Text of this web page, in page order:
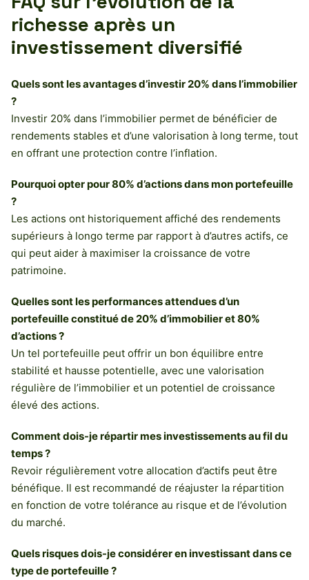
richesse après un
investissement diversifié
Quels sont les avantages d’investir 20% dans l’immobilier
?
Investir 20% dans l’immobilier permet de bénéficier de
rendements stables et d’une valorisation à long terme, tout
en offrant une protection contre l’inflation.
Pourquoi opter pour 80% d’actions dans mon portefeuille
?
Les actions ont historiquement affiché des rendements
supérieurs à longo terme par rapport à d’autres actifs, ce
qui peut aider à maximiser la croissance de votre
patrimoine.
Quelles sont les performances attendues d’un
portefeuille constitué de 20% d’immobilier et 80%
d’actions ?
Un tel portefeuille peut offrir un bon équilibre entre
stabilité et hausse potentielle, avec une valorisation
régulière de l’immobilier et un potentiel de croissance
élevé des actions.
Comment dois-je répartir mes investissements au fil du
temps ?
Revoir régulièrement votre allocation d’actifs peut être
bénéfique. Il est recommandé de réajuster la répartition
en fonction de votre tolérance au risque et de l’évolution
du marché.
Quels risques dois-je considérer en investissant dans ce
type de portefeuille ?